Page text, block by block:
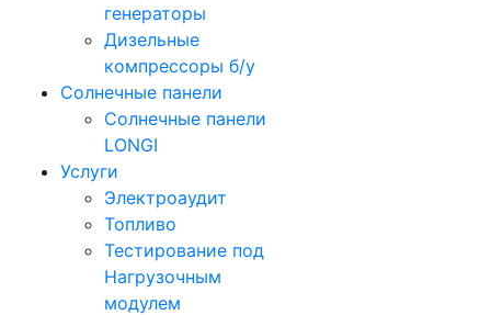
генераторы
Дизельные
компрессоры б/у
Солнечные панели
Солнечные панели
LONGI
Услуги
Электроаудит
Топливо
Тестирование под
Нагрузочным
модулем